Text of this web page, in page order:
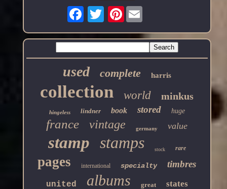
Pinterest
used complete harris
collection world minkus
hingeless lindner book stored huge
france vintage germany value
stamp stamps stock rare
pages international specialty timbres
united albums great states